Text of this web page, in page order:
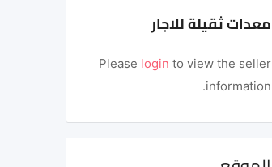
معدات ثقيلة للاجار
Please login to view the seller
information.